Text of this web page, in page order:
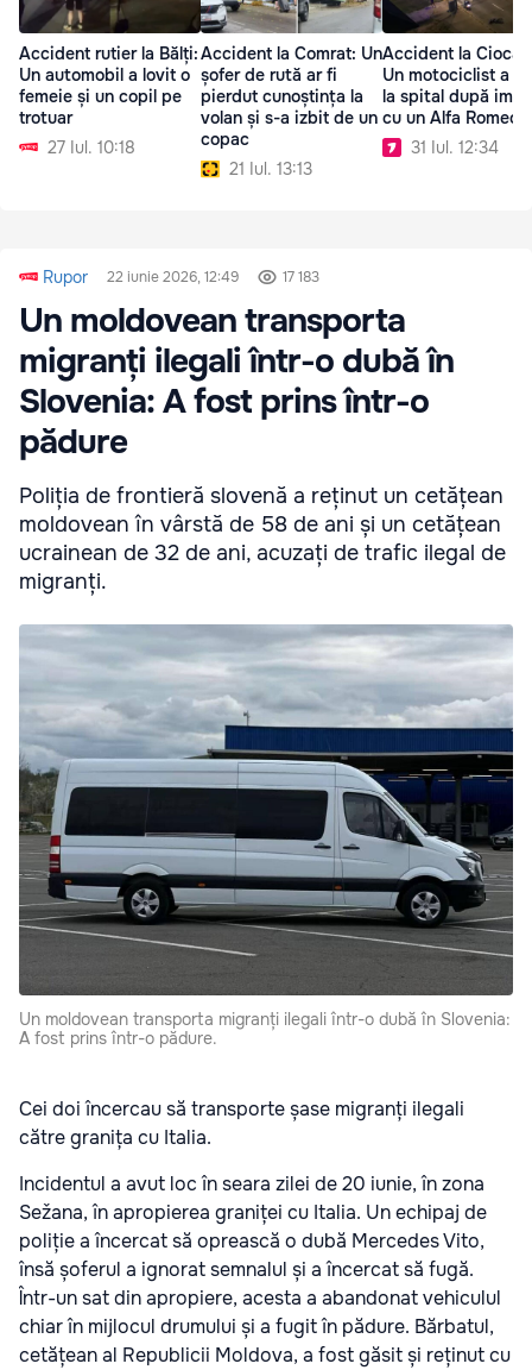
Accident rutier la Bălți:
Un automobil a lovit o
femeie și un copil pe
trotuar
27 Iul. 10:18
Accident la Comrat: Un
șofer de rută ar fi
pierdut cunoștința la
volan și s-a izbit de un
copac
21 Iul. 13:13
Accident la
Un motociclist a
la spital după
cu un Alfa Romeo
31 Iul. 12:34
Rupor 22 iunie 2026, 12:49 17 183
Un moldovean transporta
migranți ilegali într-o dubă în
Slovenia: A fost prins într-o
pădure
Poliția de frontieră slovenă a reținut un cetățean
moldovean în vârstă de 58 de ani și un cetățean
ucrainean de 32 de ani, acuzați de trafic ilegal de
migranți.
Un moldovean transporta migranți ilegali într-o dubă în Slovenia:
A fost prins într-o pădure.
Cei doi încercau să transporte șase migranți ilegali
către granița cu Italia.
Incidentul a avut loc în seara zilei de 20 iunie, în zona
Sežana, în apropierea graniței cu Italia. Un echipaj de
poliție a încercat să oprească o dubă Mercedes Vito,
însă șoferul a ignorat semnalul și a încercat să fugă.
Într-un sat din apropiere, acesta a abandonat vehiculul
chiar în mijlocul drumului și a fugit în pădure. Bărbatul,
cetățean al Republicii Moldova, a fost găsit și reținut cu